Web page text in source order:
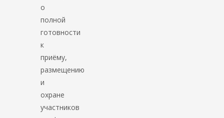
о
полной
готовности
к
приёму,
размещению
и
охране
участников